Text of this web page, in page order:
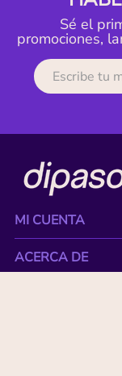
Sé el
promociones,
MI CUENTA
ACERCA DE